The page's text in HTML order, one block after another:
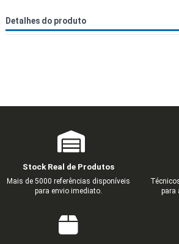
Detalhes do produto
Stock Real de Produtos
Mais de 5000 referências disponíveis
para envio imediato.
para